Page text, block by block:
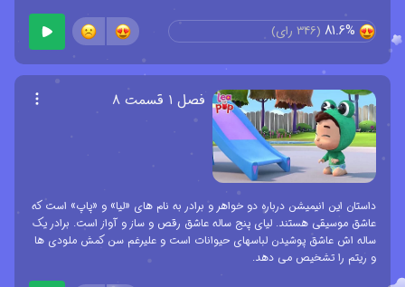
81.6%
(
346 رای)
فصل ۱ قسمت ۸
داستان این انیمیشن درباره دو خواهر و برادر به نام های «لیا» و «پاپ» است که
عاشق موسیقی هستند. لیای پنج ساله عاشق رقص و ساز و آواز است. برادر یک
ساله اش عاشق پوشیدن لباسهای حیوانات است و علیرغم سن کمش ملودی ها
و ریتم را تشخیص می دهد.